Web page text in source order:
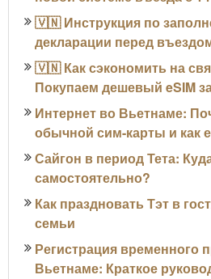
🇻🇳 Инструкция по
декларации перед
🇻🇳 Как сэкономить на
Покупаем дешевый eSIM
Интернет во Вьетнаме:
обычной сим-карты и как
Сайгон в период Тета:
самостоятельно?
Как праздновать Тэт в
семьи
Регистрация временного
Вьетнаме: Краткое